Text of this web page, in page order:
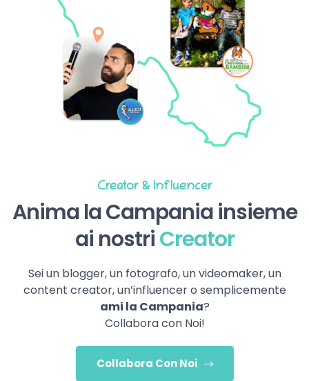
Creator & Influencer
Anima la Campania insieme
ai nostriCreator
Sei un blogger, un fotografo, un videomaker, un
content creator, un’influencer o semplicemente
ami la Campania?
Collabora con Noi!
Collabora Con Noi